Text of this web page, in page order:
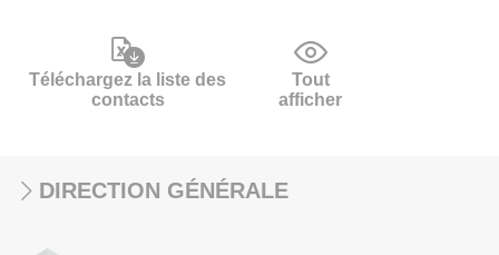
Téléchargez la liste des
contacts
Tout
afficher
DIRECTION GÉNÉRALE